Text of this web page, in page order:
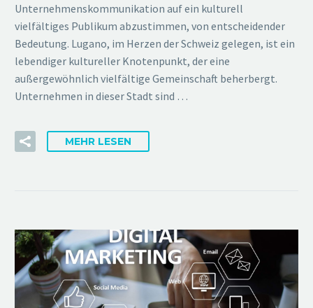
Unternehmenskommunikation auf ein kulturell
vielfältiges Publikum abzustimmen, von entscheidender
Bedeutung. Lugano, im Herzen der Schweiz gelegen, ist ein
lebendiger kultureller Knotenpunkt, der eine
außergewöhnlich vielfältige Gemeinschaft beherbergt.
Unternehmen in dieser Stadt sind …
MEHR LESEN